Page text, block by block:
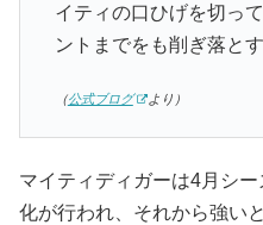
イティの口ひげを切っ
ントまでをも削ぎ落と
（公式ブログ より）
マイティディガーは4月シ
化が行われ、それから強い